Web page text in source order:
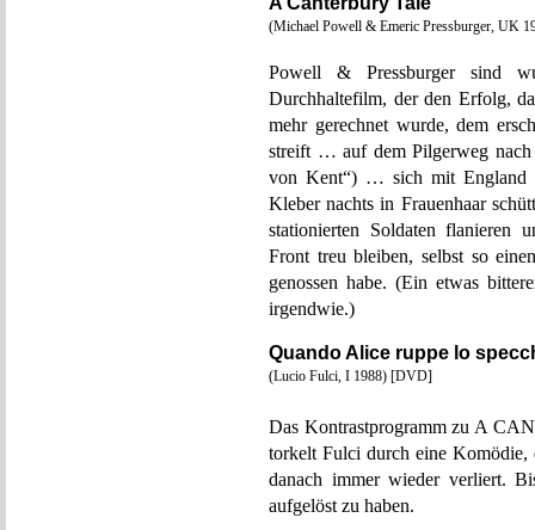
(Michael Powell & Emeric Pressburger, UK
Powell & Pressburger sind
Durchhaltefilm, der den Erfolg,
mehr gerechnet wurde, dem
streift … auf dem Pilgerweg
von Kent“) … sich mit England
Kleber nachts in Frauenhaar
stationierten Soldaten flanieren
Front treu bleiben, selbst so
genossen habe. (Ein etwas
irgendwie.)
Quando Alice ruppe lo
(Lucio Fulci, I 1988) [DVD]
Das Kontrastprogramm zu A
torkelt Fulci durch eine Komödie,
danach immer wieder verliert.
aufgelöst zu haben.